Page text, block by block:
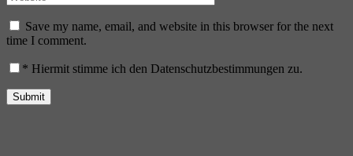
Save my name, email, and website in this browser for the next
time I comment.
* Hiermit stimme ich den Datenschutzbestimmungen zu.